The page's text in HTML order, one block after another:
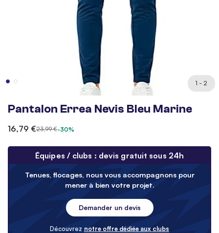
1 - 2
Pantalon Errea Nevis Bleu Marine
16,79 €23,99 €-30%
Équipes / clubs : devis gratuit sous 24h
Tenues, flocages, nous vous accompagnons pour
mener à bien votre projet.
Demander un devis
Découvrez notre offre dédiée aux clubs